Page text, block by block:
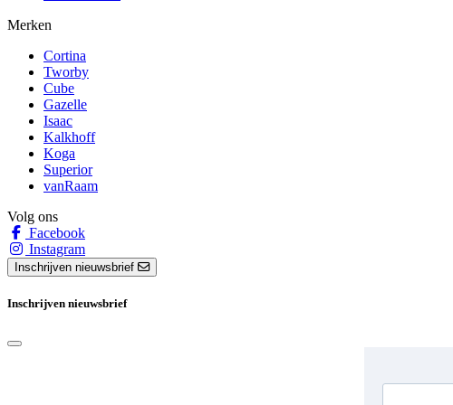
Merken
Cortina
Tworby
Cube
Gazelle
Isaac
Kalkhoff
Koga
Superior
vanRaam
Volg ons
Facebook
Instagram
Inschrijven nieuwsbrief
Inschrijven nieuwsbrief